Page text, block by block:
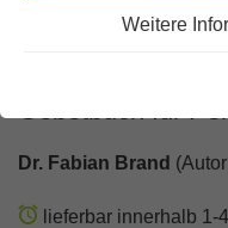
Weitere
Gebetbuch für
Dr. Fabian Brand
lieferbar innerhalb 1-